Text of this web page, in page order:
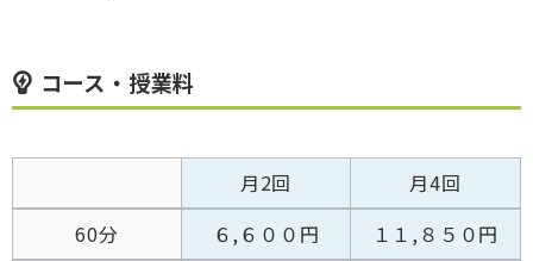
コース・授業料
月2回
月4回
60分
６,６００円
１１,８５０円